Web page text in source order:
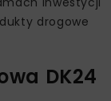
drogowe
DK24